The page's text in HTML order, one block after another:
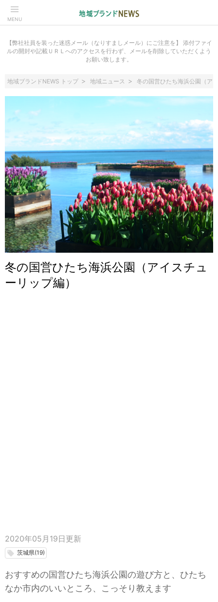
MENU
【弊社社員を装った迷惑メール（なりすましメール）にご注意を】 添付ファイ
ルの開封や記載ＵＲＬへのアクセスを行わず、メールを削除していただくよう
お願い致します。
地域ブランドNEWS トップ 地域ニュース 冬の国営ひたち海浜公園（ア
冬の国営ひたち海浜公園（アイスチュ
ーリップ編）
2020年05月19日 更新
local_offer 茨城県(19)
おすすめの国営ひたち海浜公園の遊び方と、ひたち
なか市内のいいところ、こっそり教えます